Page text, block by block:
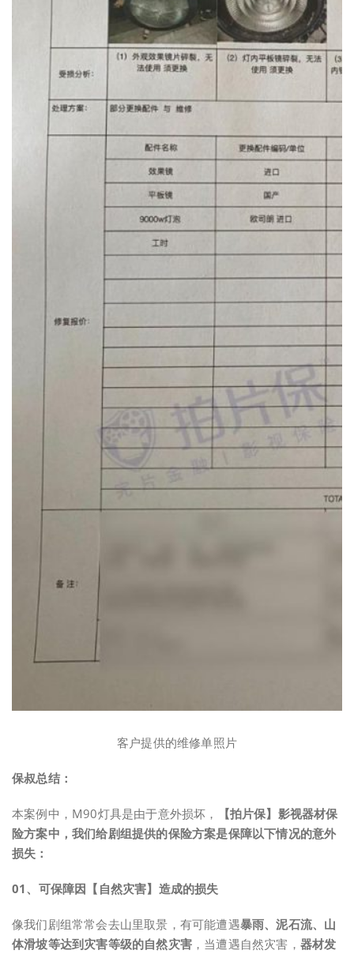
客户提供的维修单照片
保叔总结：
本案例中，M90灯具是由于意外损坏，
【拍片保】影视器材保
险方案中，我们给剧组提供的保险方案是保障以下情况的意外
损失：
01、 可保障因【自然灾害】造成的损失
像我们剧组常常会去山里取景，有可能遭遇暴雨、泥石流、山
体滑坡等达到灾害等级的自然灾害 ，当遭遇自然灾害， 器材发